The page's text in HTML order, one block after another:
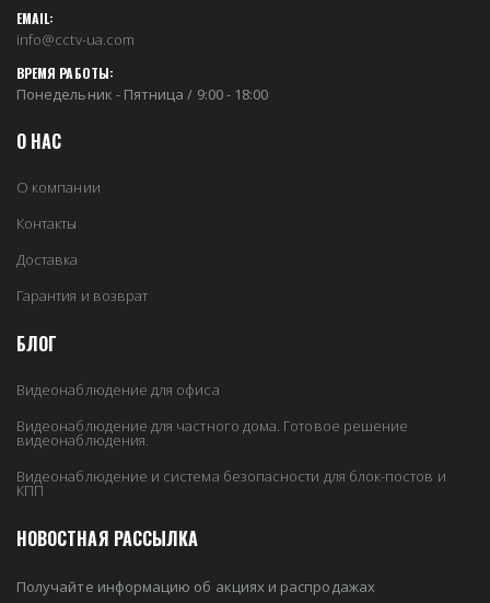
EMAIL:
info@cctv-ua.com
ВРЕМЯ РАБОТЫ:
Понедельник - Пятница / 9:00 - 18:00
О НАС
О компании
Контакты
Доставка
Гарантия и возврат
БЛОГ
Видеонаблюдение для офиса
Видеонаблюдение для частного дома. Готовое решение
видеонаблюдения.
Видеонаблюдение и система безопасности для блок-постов и
КПП
НОВОСТНАЯ РАССЫЛКА
Получайте информацию об акциях и распродажах